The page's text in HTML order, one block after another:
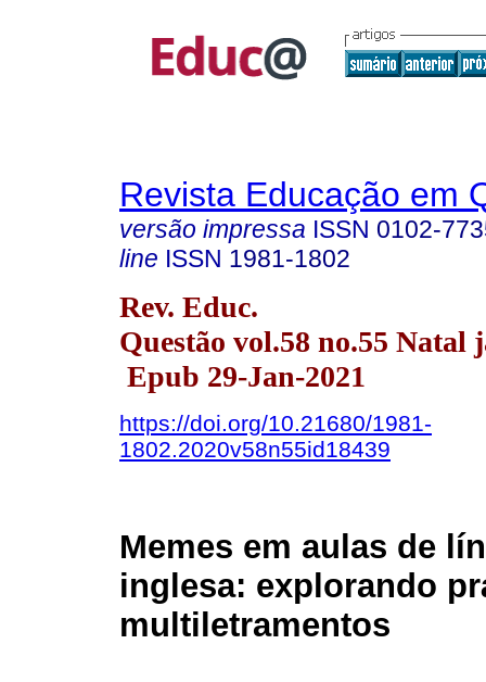
Revista Educação em
versão impressa ISSN 0102-
line ISSN 1981-1802
Rev. Educ.
Questão vol.58 no.55 Natal
Epub 29-Jan-2021
https://doi.org/10.21680/1981-
1802.2020v58n55id18439
Memes em aulas de
inglesa: explorando
multiletramentos